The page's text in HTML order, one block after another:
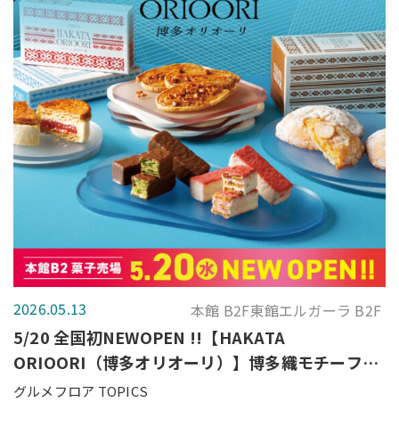
2026.05.13 本館 B2F東館エルガーラ B2F
5/20 全国初NEWOPEN !!【HAKATA
ORIOORI（博多オリオーリ）】博多織モチーフの
パイ菓子ブランド
グルメフロア TOPICS